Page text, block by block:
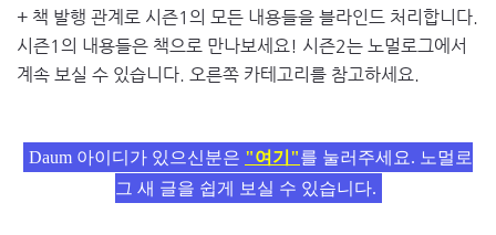
+ 책 발행 관계로 시즌1의 모든 내용들을 블라인드 처리합니다.
시즌1의 내용들은 책으로 만나보세요! 시즌2는 노멀로그에서
계속 보실 수 있습니다. 오른쪽 카테고리를 참고하세요.
Daum 아이디가 있으신분은 "여기"를 눌러주세요. 노멀로
그 새 글을 쉽게 보실 수 있습니다.